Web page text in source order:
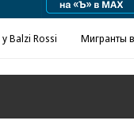
Balzi Rossi Мигранты